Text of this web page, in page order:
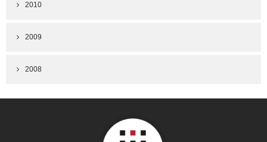
2010
2009
2008